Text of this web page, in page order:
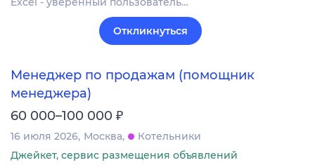
Откликнуться
Менеджер по продажам (помощник
менеджера)
60 000–100 000 ₽
16 июля 2026 Москва
Котельники
Джейкет, сервис размещения объявлений